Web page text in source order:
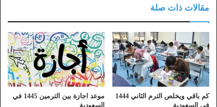
مقالات ذات صلة
كم باقي ويخلص الترم الثاني 1444
في السعودية
موعد اجازة بين الترمين 1445 في
السعودية